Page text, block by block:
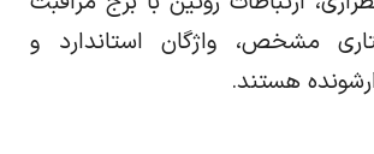
مشخص، واژگان استاندارد و
هستند.